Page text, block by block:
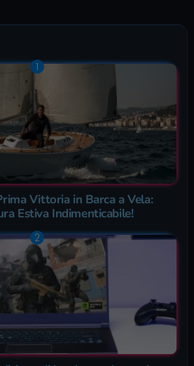
Vittoria in Barca a Vela:
Estiva Indimenticabile!